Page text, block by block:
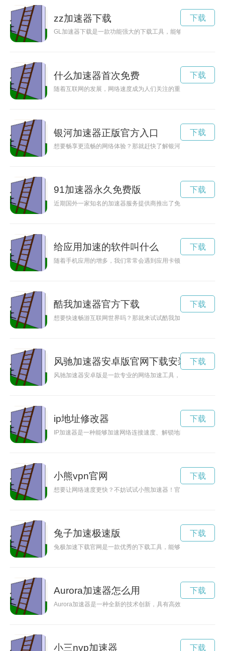
zz加速器下载
GL加速器下载是一款功能强大的下载工具，能够帮助用户实现
下载
什么加速器首次免费
随着互联网的发展，网络速度成为人们关注的重点之一。现在
下载
银河加速器正版官方入口
想要畅享更流畅的网络体验？那就赶快了解银河加速器正版官
下载
91加速器永久免费版
近期国外一家知名的加速器服务提供商推出了免费一小时的优
下载
给应用加速的软件叫什么
随着手机应用的增多，我们常常会遇到应用卡顿、运行缓慢的
下载
酷我加速器官方下载
想要快速畅游互联网世界吗？那就来试试酷我加速器吧！它可
下载
风驰加速器安卓版官网下载安装
风驰加速器安卓版是一款专业的网络加速工具，可以帮助用户
下载
ip地址修改器
IP加速器是一种能够加速网络连接速度、解锁地区限制的工具
下载
小熊vpn官网
想要让网络速度更快？不妨试试小熊加速器！官方下载安全可
下载
兔子加速极速版
兔极加速下载官网是一款优秀的下载工具，能够帮助用户快速
下载
Aurora加速器怎么用
Aurora加速器是一种全新的技术创新，具有高效能源利用和广
下载
小三nvp加速器 下载